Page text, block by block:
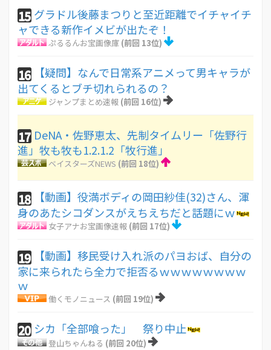
15 グラドル後藤まつりと至近距離でイチャイチ
ャできる新作イメビが出たぞ！
ぷるるんお宝画像庫 (前回 13位)
16
【疑問】なんで日常系アニメって男キャラが
出てくるとブチ切れられるの？
ジャンプまとめ速報 (前回 16位)
17 DeNA・佐野恵太、先制タイムリー「佐野行
進」牧も牧も1.2.1.2「牧行進」
ベイスターズNEWS (前回 18位)
18
【動画】役満ボディの岡田紗佳(32)さん、渾
身のあたシコダンスがえちえちだと話題にｗ
女子アナお宝画像速報 (前回 17位)
19
【動画】移民受け入れ派のパヨおば、自分の
家に来られたら全力で拒否るｗｗｗｗｗｗｗｗ
ｗ
働くモノニュース (前回 19位)
20 シカ「全部喰った」 祭り中止
登山ちゃんねる (前回 20位)